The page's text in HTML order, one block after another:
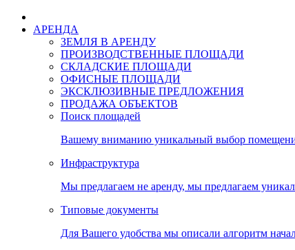
АРЕНДА
ЗЕМЛЯ В АРЕНДУ
ПРОИЗВОДСТВЕННЫЕ ПЛОЩАДИ
СКЛАДСКИЕ ПЛОЩАДИ
ОФИСНЫЕ ПЛОЩАДИ
ЭКСКЛЮЗИВНЫЕ ПРЕДЛОЖЕНИЯ
ПРОДАЖА ОБЪЕКТОВ
Поиск площадей
Вашему вниманию уникальный выбор
Инфраструктура
Мы предлагаем не аренду, мы предлагаем
Типовые документы
Для Вашего удобства мы описали алгоритм